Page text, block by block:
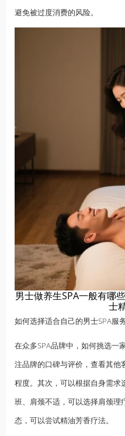
避免被过度消费的风险。
男士做养生SPA一般有哪
士
如何选择适合自己的男士SPA服
在众多SPA品牌中，如何挑选一
注品牌的口碑与评价，查看其他
程度。其次，可以根据自身需求
班、肩颈不适，可以选择肩颈理
态，可以尝试精油芳香疗法。